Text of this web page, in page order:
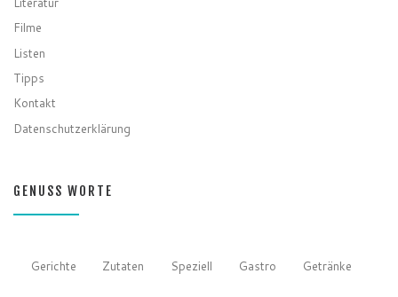
Filme
Listen
Tipps
Kontakt
Datenschutzerklärung
GENUSS WORTE
Gerichte Zutaten Speziell Gastro Getränke